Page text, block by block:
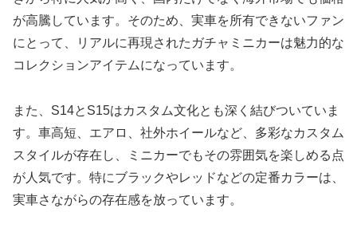
が高騰しています。そのため、実車を所有できないファン
にとって、リアルに再現されたガチャミニカーは魅力的な
コレクションアイテムになっています。
また、S14とS15はカスタム文化とも深く結びついていま
す。車高短、エアロ、社外ホイールなど、多彩なカスタム
スタイルが存在し、ミニカーでもその雰囲気を楽しめる点
が人気です。特にブラックやレッドなどの定番カラーは、
実車さながらの存在感を放っています。